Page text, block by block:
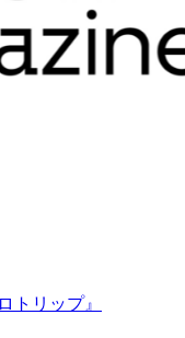
トリップ』